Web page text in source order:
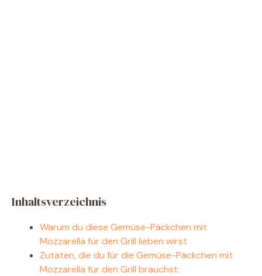
Inhaltsverzeichnis
Warum du diese Gemüse-Päckchen mit
Mozzarella für den Grill lieben wirst
Zutaten, die du für die Gemüse-Päckchen mit
Mozzarella für den Grill brauchst: